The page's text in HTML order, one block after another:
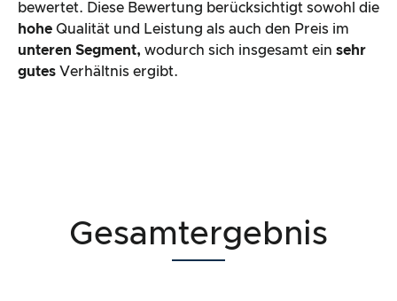
bewertet. Diese Bewertung berücksichtigt sowohl die
hohe Qualität und Leistung als auch den Preis im
unteren Segment, wodurch sich insgesamt ein sehr
gutes Verhältnis ergibt.
Gesamtergebnis